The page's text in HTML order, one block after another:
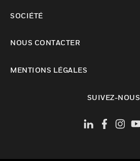
SOCIÉTÉ
NOUS CONTACTER
MENTIONS LÉGALES
SUIVEZ-NOUS